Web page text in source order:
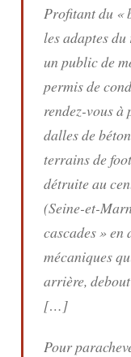
Profitant du «
les adaptes
un public de
permis de
rendez-vous à
dalles de
terrains de
détruite au
(Seine-et-
cascades »
mécaniques
arrière,
[…]
Pour